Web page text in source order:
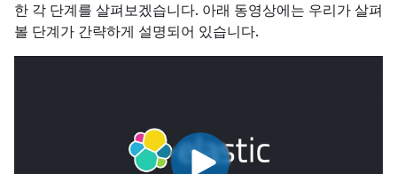
한 각 단계를 살펴보겠습니다. 아래 동영상에는 우리가 살펴
볼 단계가 간략하게 설명되어 있습니다.